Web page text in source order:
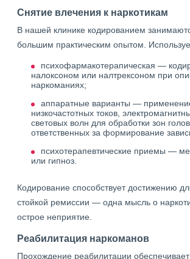
Снятие влечения к наркотикам
В нашей клинике кодированием
большим практическим опытом.
психофармакотерапическая —
налоксоном или налтрексоном при
наркоманиях;
аппаратные варианты —
низкочастотных токов,
световых волн для обработки зон
ответственных за формирование
психотерапевтические приемы —
или гипноз.
Кодирование способствует достижению
стойкой ремиссии — одна мысль о
острое неприятие.
Реабилитация наркоманов
Прохождение реабилитации